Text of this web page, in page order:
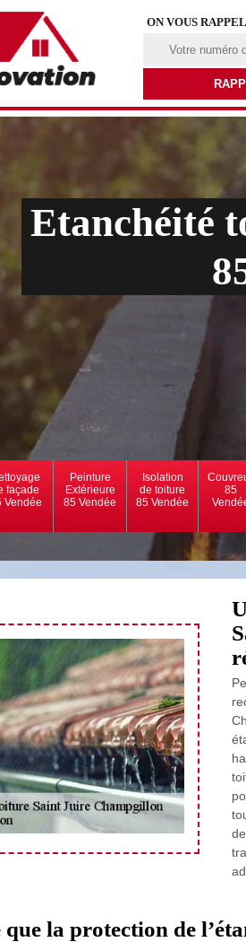
ON VOUS
Etanchéité
façade
Vendée
Peinture
Extérieure
85 Vendée
Isolation
de toiture
85 Vendée
85
que la protection de